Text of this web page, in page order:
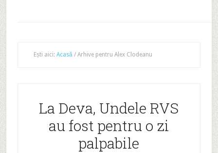
Ești aici: Acasă /Arhive pentru Alex Clodeanu
La Deva, Undele RVS
au fost pentru o zi
palpabile